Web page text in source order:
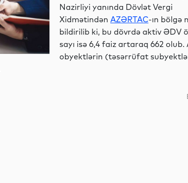
Nazirliyi yanında Dövlət Vergi
Xidmətindən AZƏRTAC-ın bölgə
bildirilib ki, bu dövrdə aktiv ƏDV
sayı isə 6,4 faiz artaraq 662 olub.
obyektlərin (təsərrüfat